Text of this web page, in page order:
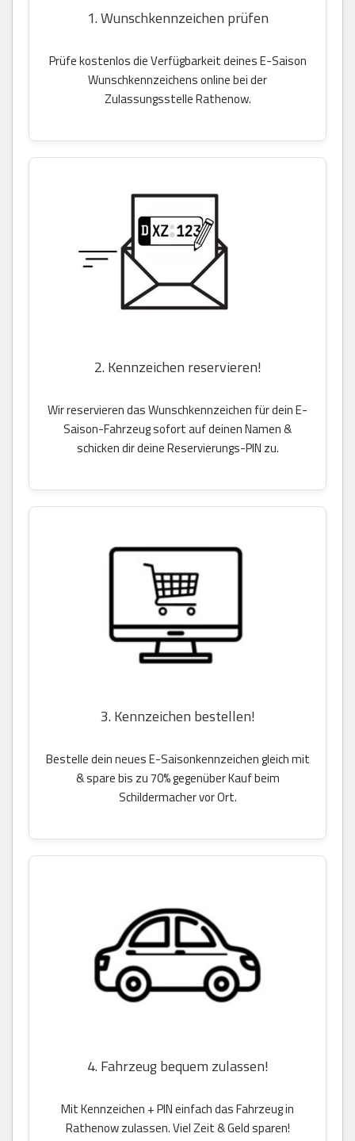
1. Wunschkennzeichen prüfen
Prüfe kostenlos die Verfügbarkeit deines E-Saison
Wunschkennzeichens online bei der
Zulassungsstelle Rathenow.
2. Kennzeichen reservieren!
Wir reservieren das Wunschkennzeichen für dein E-
Saison-Fahrzeug sofort auf deinen Namen &
schicken dir deine Reservierungs-PIN zu.
3. Kennzeichen bestellen!
Bestelle dein neues E-Saisonkennzeichen gleich mit
& spare bis zu 70% gegenüber Kauf beim
Schildermacher vor Ort.
4. Fahrzeug bequem zulassen!
Mit Kennzeichen + PIN einfach das Fahrzeug in
Rathenow zulassen. Viel Zeit & Geld sparen!